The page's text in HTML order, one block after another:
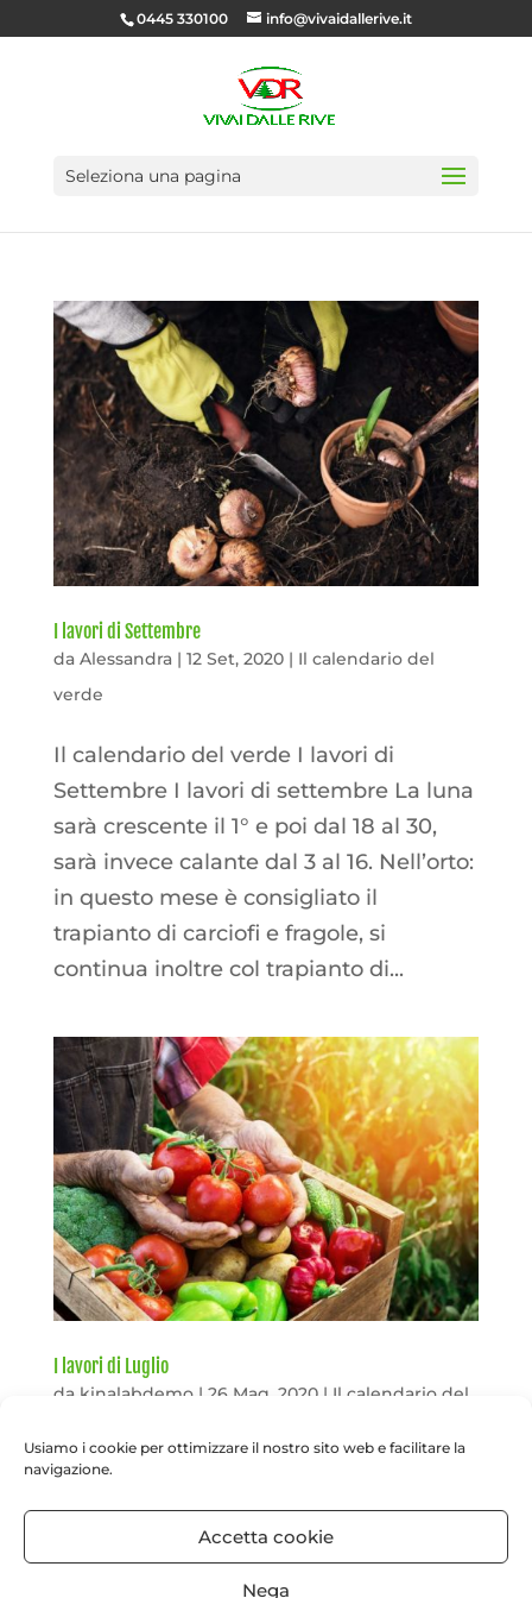
Usiamo i cookie per ottimizzare il nostro sito web e facilitare la
navigazione.
Accetta cookie
Nega
0445 330100 info@vivaidallerive.it
Seleziona una pagina
I lavori di Settembre
da Alessandra| 12 Set, 2020| Il calendario del
verde
Il calendario del verde I lavori di
Settembre I lavori di settembre La luna
sarà crescente il 1° e poi dal 18 al 30,
sarà invece calante dal 3 al 16. Nell’orto:
in questo mese è consigliato il
trapianto di carciofi e fragole, si
continua inoltre col trapianto di...
I lavori di Luglio
da kinalabdemo| 26 Mag, 2020| Il calendario del
👩‍🌾 I lavori di luglio 👨‍🌾 👉 Anche se è
estate il mondo del verde e delle